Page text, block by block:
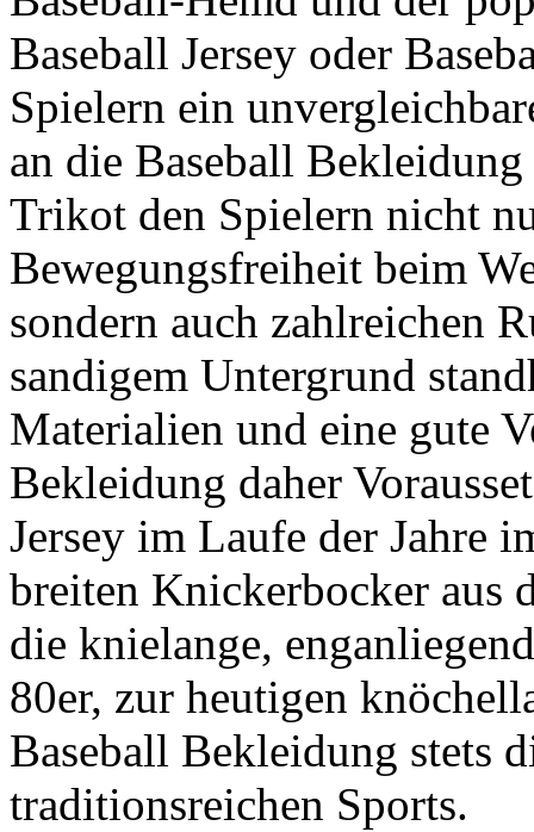
Baseball Jersey oder
Spielern ein
an die Baseball
Trikot den Spielern nicht
Bewegungsfreiheit beim
sondern auch zahlreichen
sandigem Untergrund
Materialien und eine gute
Bekleidung daher
Jersey im Laufe der Jahre
breiten Knickerbocker aus
die knielange,
80er, zur heutigen
Baseball Bekleidung stets
traditionsreichen Sports.